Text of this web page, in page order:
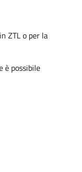
ZTL o per la
è possibile